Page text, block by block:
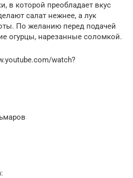
в которой преобладает вкус
салат нежнее, а лук
По желанию перед подачей
огурцы, нарезанные соломкой.
watch?